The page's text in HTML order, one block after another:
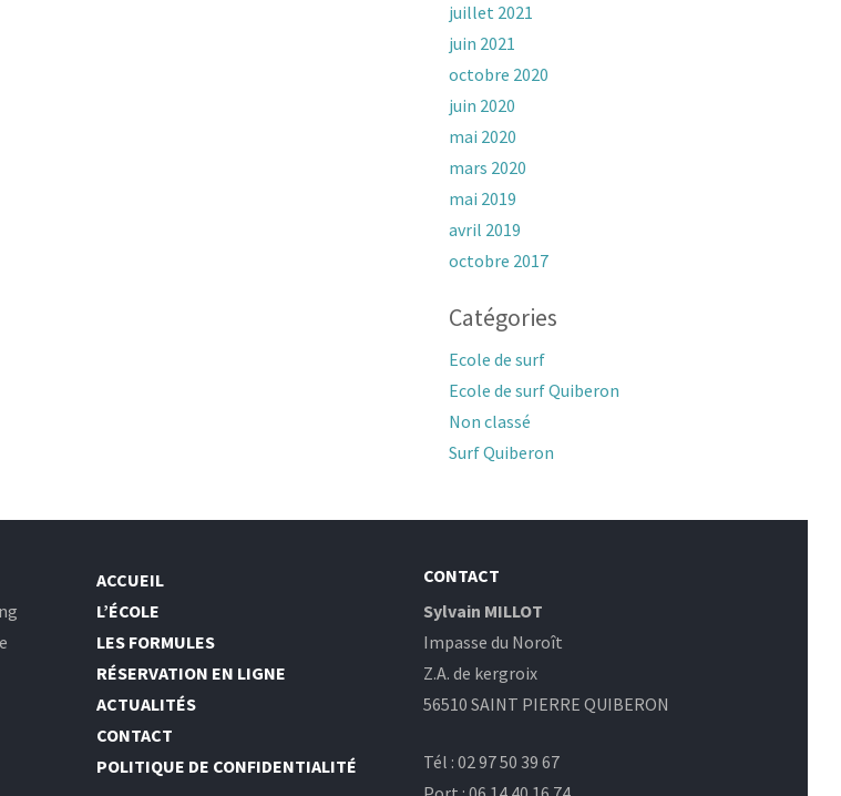
juillet 2021
juin 2021
octobre 2020
juin 2020
mai 2020
mars 2020
mai 2019
avril 2019
octobre 2017
Catégories
Ecole de surf
Ecole de surf Quiberon
Non classé
Surf Quiberon
ACCUEIL
L’ÉCOLE
LES FORMULES
RÉSERVATION EN LIGNE
ACTUALITÉS
CONTACT
POLITIQUE DE CONFIDENTIALITÉ
CONTACT
Sylvain MILLOT
Impasse du Noroît
Z.A. de kergroix
56510 SAINT PIERRE QUIBERON
Tél : 02 97 50 39 67